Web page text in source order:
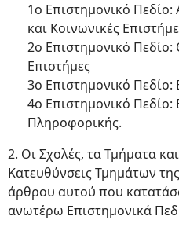
1ο Επιστημονικό
και Κοινωνικές
2ο Επιστημονικό Πεδίο:
Επιστήμες
3ο Επιστημονικό Πεδίο:
4ο Επιστημονικό Πεδίο:
Πληροφορικής.
2. Οι Σχολές, τα Τμήματα
Κατευθύνσεις Τμημάτων
άρθρου αυτού που
ανωτέρω Επιστημονικά